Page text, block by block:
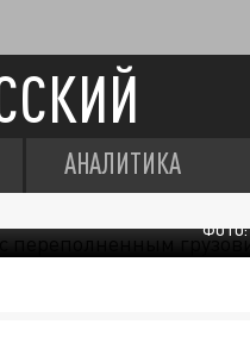
АНАЛИТИКА
ФОТО: